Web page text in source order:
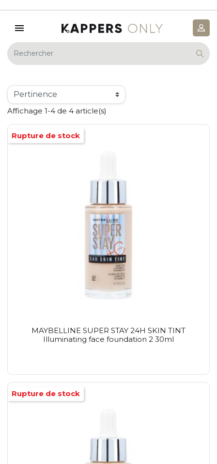
Affichage 1-4 de 4 article(s)
MAYBELLINE SUPER STAY 24H SKIN TINT
Illuminating face foundation 2 30ml
Rupture de stock
Rupture de stock